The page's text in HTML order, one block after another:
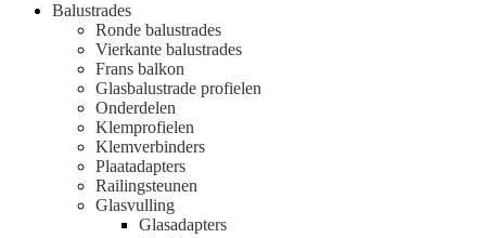
Balustrades
Ronde balustrades
Vierkante balustrades
Frans balkon
Glasbalustrade profielen
Onderdelen
Klemprofielen
Klemverbinders
Plaatadapters
Railingsteunen
Glasvulling
Glasadapters